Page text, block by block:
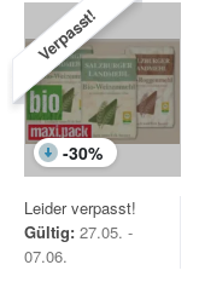
Verpasst!
-30%
Leider verpasst!
Gültig: 27.05. -
07.06.